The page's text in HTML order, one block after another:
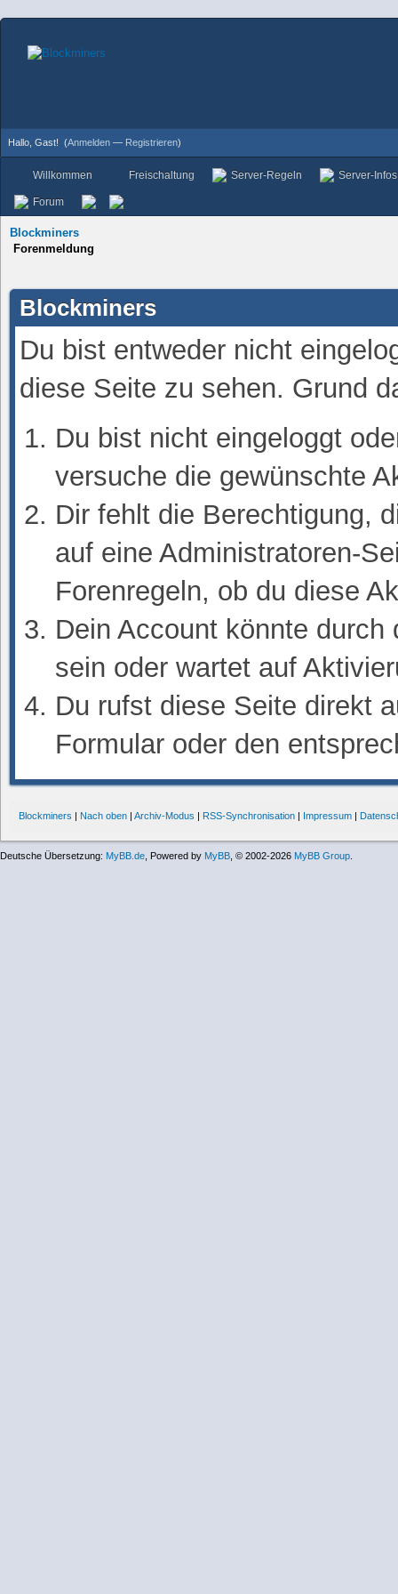
Hallo, Gast! (Anmelden — Registrieren)
Willkommen Freischaltung Server-Regeln Server-Infos
Forum
Blockminers
Forenmeldung
Blockminers
Du bist entweder nicht
diese Seite zu sehen. Grund
Du bist nicht eingeloggt
versuche die gewünschte
Dir fehlt die Berechtigung,
auf eine Administratoren-
Forenregeln, ob du diese
Dein Account könnte
sein oder wartet auf
Du rufst diese Seite direkt
Formular oder den
Blockminers | Nach oben | Archiv-Modus | RSS-Synchronisation | Impressum |
Deutsche Übersetzung: MyBB.de , Powered by MyBB , © 2002-2026 MyBB Group